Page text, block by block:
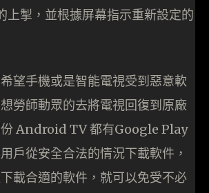
上掣，並根據屏幕指示重新設定的
望手機或是智能電視受到惡意軟
勞師動眾的去將電視回復到原廠
份 Android TV 都有Google Play
戶從安全合法的情況下載軟件，
載合適的軟件，就可以免受不必